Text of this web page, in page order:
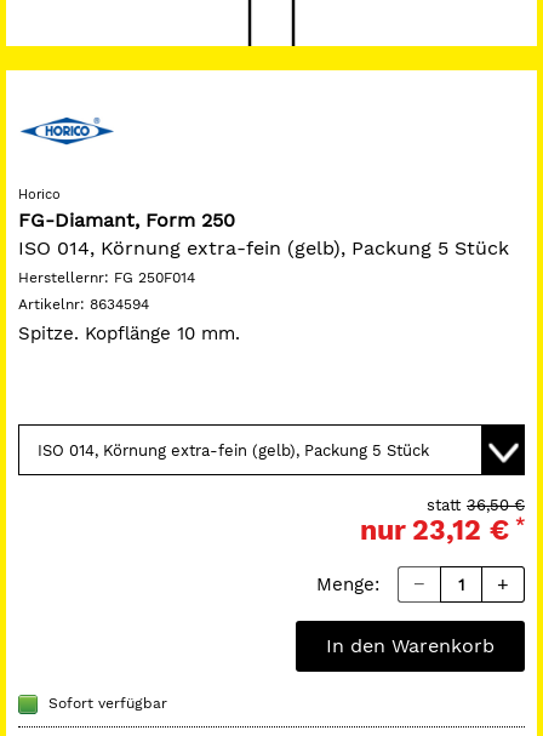
Horico
FG-Diamant, Form 250
ISO 014, Körnung extra-fein (gelb), Packung 5 Stück
Herstellernr: FG 250F014
Artikelnr: 8634594
Spitze. Kopflänge 10 mm.
36,50 €
statt
nur 23,12 € *
Menge:
In den Warenkorb
Sofort verfügbar